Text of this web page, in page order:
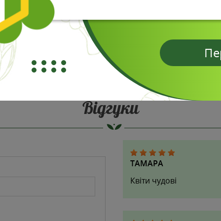
3
грн В пакеті:5 шт
В кошик
Відгуки
ТАМАРА
Квіти чудові